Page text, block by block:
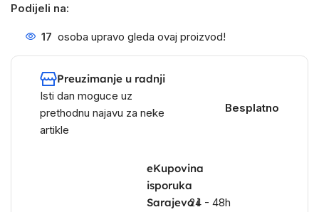
Podijeli na:
17 osoba upravo gleda ovaj proizvod!
Preuzimanje u radnji
Isti dan moguce uz
prethodnu najavu za neke
artikle
Besplatno
eKupovina
isporuka
Sarajevo i24 - 48h